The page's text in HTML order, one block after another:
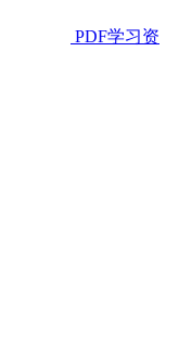
PDF学习资